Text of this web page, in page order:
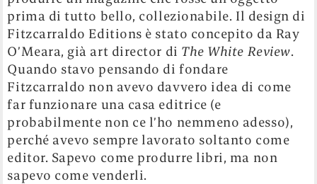
prima di tutto bello, collezionabile. Il design di
Fitzcarraldo Editions è stato concepito da Ray
O’Meara, già art director di The White Review.
Quando stavo pensando di fondare
Fitzcarraldo non avevo davvero idea di come
far funzionare una casa editrice (e
probabilmente non ce l’ho nemmeno adesso),
perché avevo sempre lavorato soltanto come
editor. Sapevo come produrre libri, ma non
sapevo come venderli.